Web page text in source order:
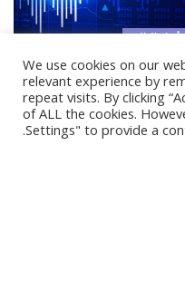
أخبار العالم
الشامل لكيفية فتح
تداول
أبريل 7, 2024
We use cookies on our
relevant experience by
repeat visits. By clicking
of ALL the cookies.
Settings" to provide a